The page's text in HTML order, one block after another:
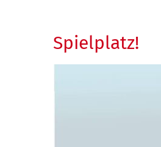
Spielplatz!